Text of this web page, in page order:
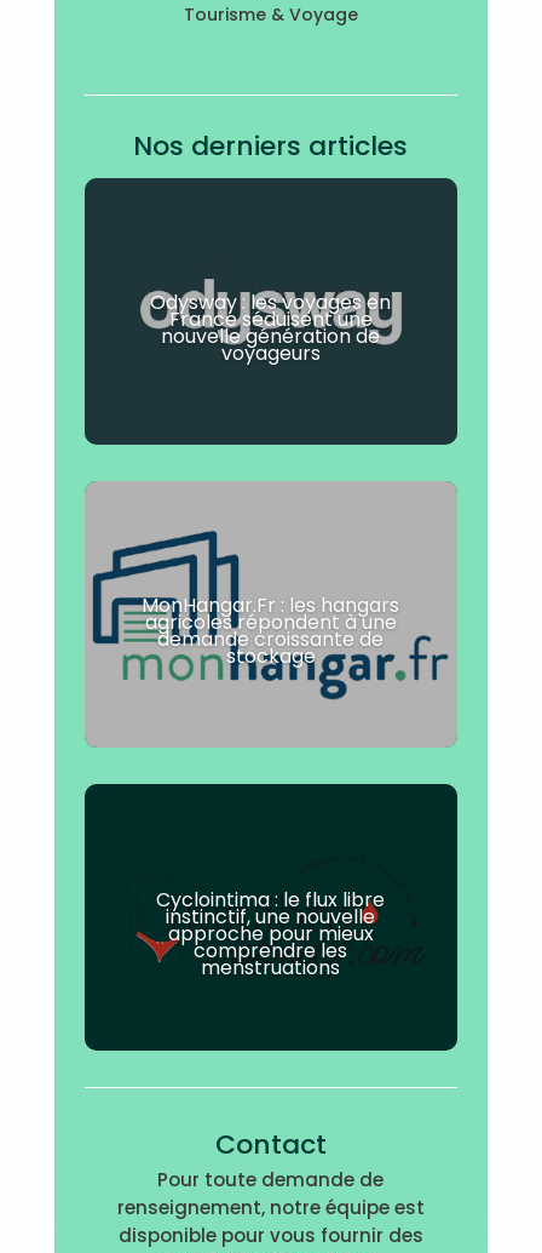
Tourisme & Voyage
Nos derniers articles
Odysway : les voyages en
France séduisent une
nouvelle génération de
voyageurs
MonHangar.Fr : les hangars
agricoles répondent à une
demande croissante de
stockage
Cyclointima : le flux libre
instinctif, une nouvelle
approche pour mieux
comprendre les
menstruations
Contact
Pour toute demande de
renseignement, notre équipe est
disponible pour vous fournir des